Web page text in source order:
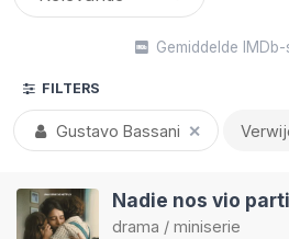
Gemiddelde
FILTERS
Gustavo Bassani ✕
Nadie nos vio
drama / miniserie